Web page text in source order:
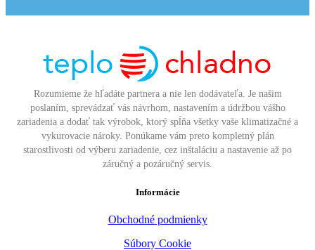
Rozumieme že hľadáte partnera a nie len dodávateľa. Je našim
poslaním, sprevádzať vás návrhom, nastavením a údržbou vášho
zariadenia a dodať tak výrobok, ktorý spĺňa všetky vaše klimatizačné a
vykurovacie nároky. Ponúkame vám preto kompletný plán
starostlivosti od výberu zariadenie, cez inštaláciu a nastavenie až po
záručný a pozáručný servis.
Informácie
Obchodné podmienky
Súbory Cookie